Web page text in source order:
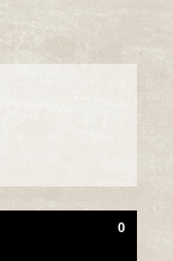
0